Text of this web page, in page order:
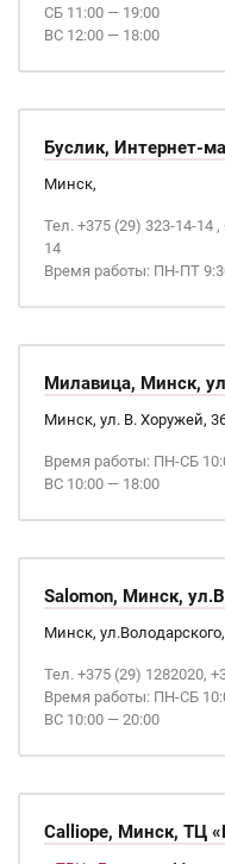
СБ 11:00 — 19:00
ВС 12:00 — 18:00
Буслик, Интернет-
Минск,
Тел. +375 (29) 323-14-14
14
Время работы: ПН-ПТ
Милавица, Минск,
Минск, ул. В. Хоружей,
Время работы: ПН-СБ
ВС 10:00 — 18:00
Salomon, Минск,
Минск,
Тел. +375 (29) 1282020,
Время работы: ПН-СБ
ВС 10:00 — 20:00
Calliope, Минск, ТЦ